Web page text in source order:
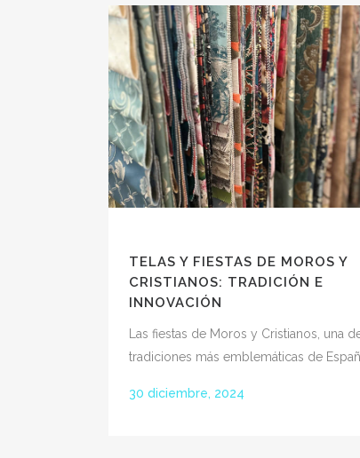
TELAS Y FIESTAS DE MOROS Y
CRISTIANOS: TRADICIÓN E
INNOVACIÓN
Las fiestas de Moros y Cristianos, una
tradiciones más emblemáticas de
30 diciembre, 2024